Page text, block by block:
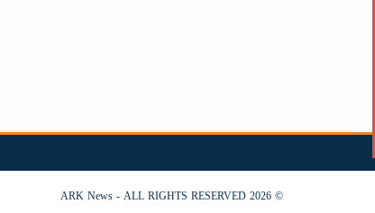
© 2026 ARK News - ALL RIGHTS RESERVED